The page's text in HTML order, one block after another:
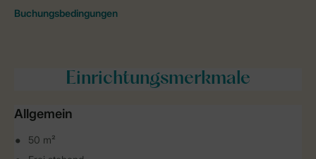
Einrichtungsmerkmale
Allgemein
50 m²